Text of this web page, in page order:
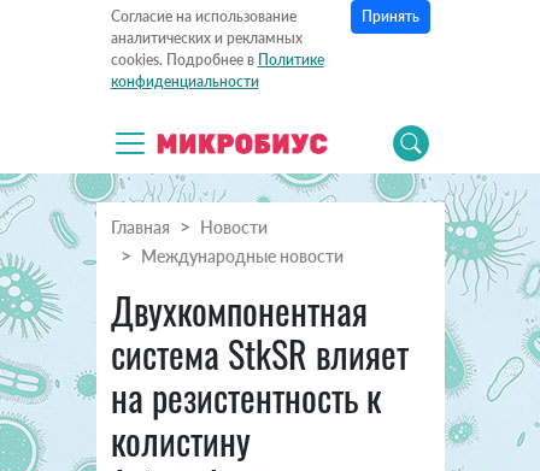
Согласие на использование
аналитических и рекламных
cookies. Подробнее в Политике
конфиденциальности
Принять
Главная
Новости
Международные новости
Двухкомпонентная
система StkSR влияет
на резистентность к
колистину